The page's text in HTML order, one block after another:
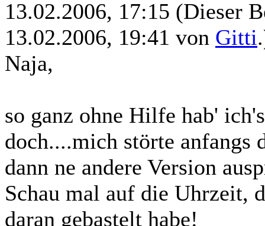
13.02.2006, 17:15 (Dieser
13.02.2006, 19:41 von Gitti
Naja,
so ganz ohne Hilfe hab'
doch....mich störte anfangs
dann ne andere Version
Schau mal auf die Uhrzeit,
daran gebastelt habe!